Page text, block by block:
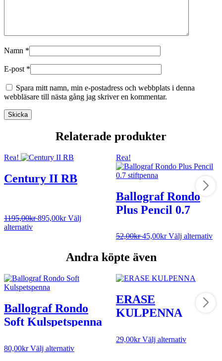
Namn *
E-post *
Spara mitt namn, min e-postadress och webbplats i denna
webbläsare till nästa gång jag skriver en kommentar.
Relaterade produkter
Rea!
Century II RB
1195,00kr 895,00kr Välj
alternativ
Rea!
Ballograf Rondo
Plus Pencil 0.7
52,00kr 45,00kr Välj alternativ
Andra köpte även
Ballograf Rondo
Soft Kulspetspenna
80,00kr Välj alternativ
ERASE
KULPENNA
29,00kr Välj alternativ